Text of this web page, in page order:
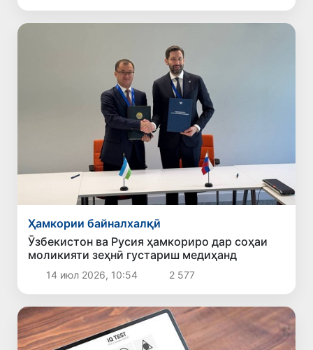
Ҳамкории байналхалқӣ
Ӯзбекистон ва Русия ҳамкориро дар соҳаи
моликияти зеҳнӣ густариш медиҳанд
14 июл 2026, 10:54 2 577